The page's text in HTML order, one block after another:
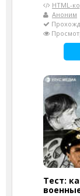
HTML-
Аноним
Тест: